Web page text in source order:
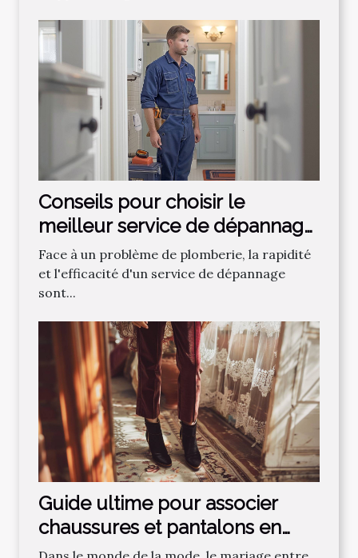
Conseils pour choisir le
meilleur service de dépannage
plomberie
Face à un problème de plomberie, la rapidité
et l'efficacité d'un service de dépannage
sont...
Guide ultime pour associer
chaussures et pantalons en
velours